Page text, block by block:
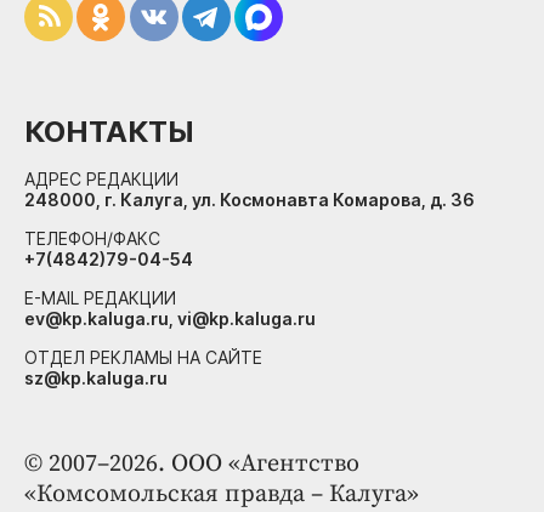
© 2007–2026. ООО «Агентство
«Комсомольская правда – Калуга»
КОНТАКТЫ
АДРЕС РЕДАКЦИИ
248000, г. Калуга, ул. Космонавта Комарова, д. 36
ТЕЛЕФОН/ФАКС
+7(4842)79-04-54
E-MAIL РЕДАКЦИИ
ev@kp.kaluga.ru, vi@kp.kaluga.ru
ОТДЕЛ РЕКЛАМЫ НА САЙТЕ
sz@kp.kaluga.ru